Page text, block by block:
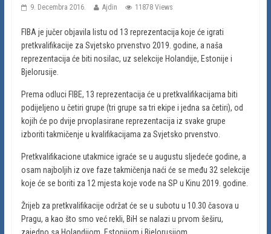
9. Decembra 2016. Ajdin 11878 Views
FIBA je jučer objavila listu od 13 reprezentacija koje će igrati
pretkvalifikacije za Svjetsko prvenstvo 2019. godine, a naša
reprezentacija će biti nosilac, uz selekcije Holandije, Estonije i
Bjelorusije.
Prema odluci FIBE, 13 reprezentacija će u pretkvalifikacijama biti
podijeljeno u četiri grupe (tri grupe sa tri ekipe i jedna sa četiri), od
kojih će po dvije prvoplasirane reprezentacija iz svake grupe
izboriti takmičenje u kvalifikacijama za Svjetsko prvenstvo.
Pretkvalifikacione utakmice igraće se u augustu sljedeće godine, a
osam najboljih iz ove faze takmičenja naći će se među 32 selekcije
koje će se boriti za 12 mjesta koje vode na SP u Kinu 2019. godine.
Žrijeb za pretkvalifikacije održat će se u subotu u 10.30 časova u
Pragu, a kao što smo već rekli, BiH se nalazi u prvom šeširu,